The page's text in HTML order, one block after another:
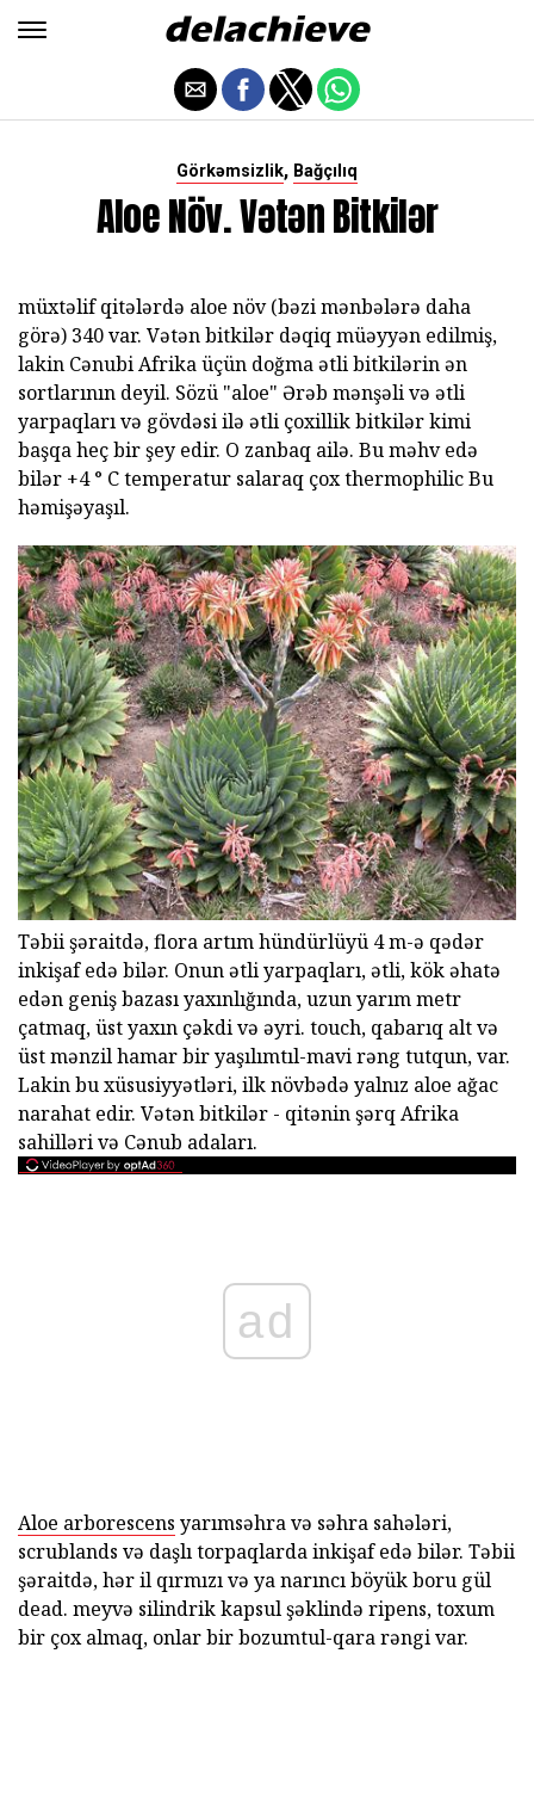
Görkəmsizlik, Bağçılıq
Aloe Növ. Vətən Bitkilər
müxtəlif qitələrdə aloe növ (bəzi mənbələrə daha
görə) 340 var. Vətən bitkilər dəqiq müəyyən edilmiş,
lakin Cənubi Afrika üçün doğma ətli bitkilərin ən
sortlarının deyil. Sözü "aloe" Ərəb mənşəli və ətli
yarpaqları və gövdəsi ilə ətli çoxillik bitkilər kimi
başqa heç bir şey edir. O zanbaq ailə. Bu məhv edə
bilər +4 ° C temperatur salaraq çox thermophilic Bu
həmişəyaşıl.
Təbii şəraitdə, flora artım hündürlüyü 4 m-ə qədər
inkişaf edə bilər. Onun ətli yarpaqları, ətli, kök əhatə
edən geniş bazası yaxınlığında, uzun yarım metr
çatmaq, üst yaxın çəkdi və əyri. touch, qabarıq alt və
üst mənzil hamar bir yaşılımtıl-mavi rəng tutqun, var.
Lakin bu xüsusiyyətləri, ilk növbədə yalnız aloe ağac
narahat edir. Vətən bitkilər - qitənin şərq Afrika
sahilləri və Cənub adaları.
ad
Aloe arborescens yarımsəhra və səhra sahələri,
scrublands və daşlı torpaqlarda inkişaf edə bilər. Təbii
şəraitdə, hər il qırmızı və ya narıncı böyük boru gül
dead. meyvə silindrik kapsul şəklində ripens, toxum
bir çox almaq, onlar bir bozumtul-qara rəngi var.